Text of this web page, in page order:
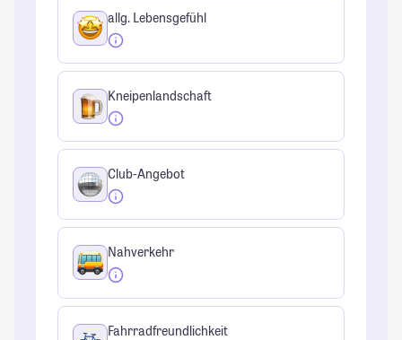
allg. Lebensgefühl
Kneipenlandschaft
Club-Angebot
Nahverkehr
Fahrradfreundlichkeit